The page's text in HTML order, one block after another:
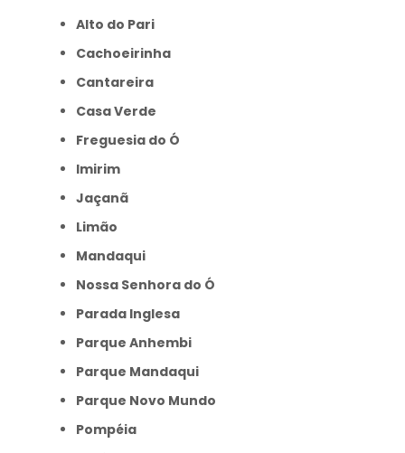
Alto do Pari
Cachoeirinha
Cantareira
Casa Verde
Freguesia do Ó
Imirim
Jaçanã
Limão
Mandaqui
Nossa Senhora do Ó
Parada Inglesa
Parque Anhembi
Parque Mandaqui
Parque Novo Mundo
Pompéia